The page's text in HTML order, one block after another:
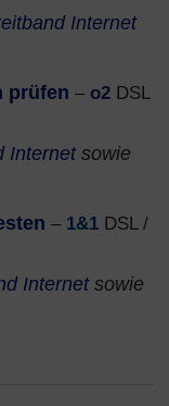
Internet
prüfen – o2 DSL
Internetsowie
– 1&1 DSL /
Internetsowie